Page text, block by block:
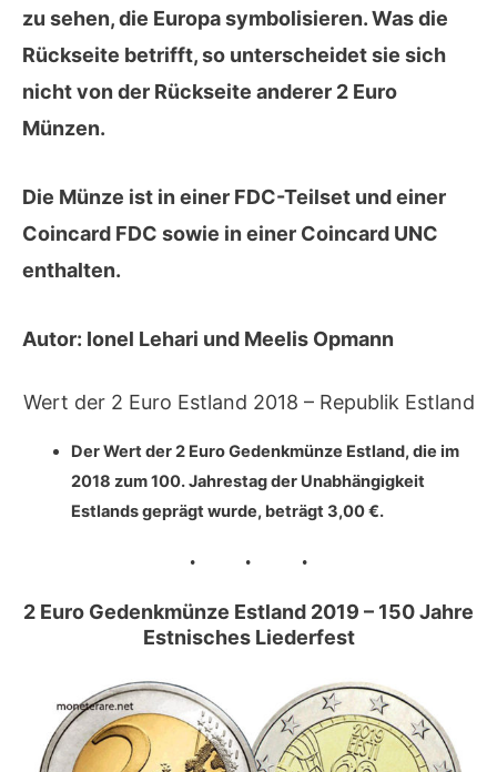
zu sehen, die Europa symbolisieren. Was die
Rückseite betrifft, so unterscheidet sie sich
nicht von der Rückseite anderer 2 Euro
Münzen.
Die Münze ist in einer FDC-Teilset und einer
Coincard FDC sowie in einer Coincard UNC
enthalten.
Autor: Ionel Lehari und Meelis Opmann
Wert der 2 Euro Estland 2018 – Republik Estland
Der Wert der 2 Euro Gedenkmünze Estland, die im
2018 zum 100. Jahrestag der Unabhängigkeit
Estlands geprägt wurde, beträgt3,00 €.
2 Euro Gedenkmünze Estland 2019 – 150 Jahre
Estnisches Liederfest